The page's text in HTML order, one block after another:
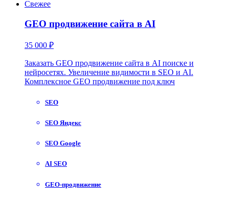
Свежее
GEO продвижение сайта в AI
35 000 ₽
Заказать GEO продвижение сайта в AI поиске и
нейросетях. Увеличение видимости в SEO и AI.
Комплексное GEO продвижение под ключ
SEO
SEO Яндекс
SEO Google
AI SEO
GEO-продвижение